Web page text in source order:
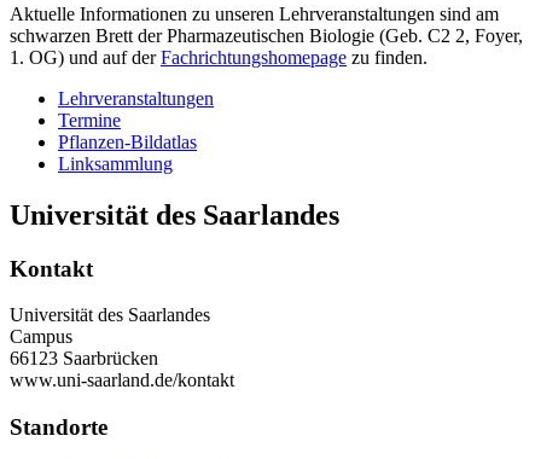
Aktuelle Informationen zu unseren Lehrveranstaltungen sind am
schwarzen Brett der Pharmazeutischen Biologie (Geb. C2 2, Foyer,
1. OG) und auf derFachrichtungshomepage zu finden.
Lehrveranstaltungen
Termine
Pflanzen-Bildatlas
Linksammlung
Universität des Saarlandes
Kontakt
Universität des Saarlandes
Campus
66123 Saarbrücken
www.uni-saarland.de/kontakt
Standorte